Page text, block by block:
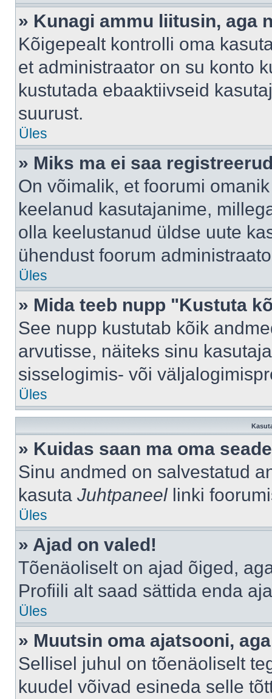
» Kunagi ammu liitusin, aga
Kõigepealt kontrolli oma
et administraator on su konto
kustutada ebaaktiivseid
suurust.
Üles
» Miks ma ei saa
On võimalik, et foorumi
keelanud kasutajanime,
olla keelustanud üldse uute
ühendust foorum
Üles
» Mida teeb nupp "Kustuta
See nupp kustutab kõik
arvutisse, näiteks sinu
sisselogimis- või
Üles
» Kuidas saan ma oma
Sinu andmed on salvestatud
kasuta Juhtpaneellinki
Üles
» Ajad on valed!
Tõenäoliselt on ajad õiged,
Profiili alt saad sättida enda
Üles
» Muutsin oma ajatsooni,
Sellisel juhul on tõenäoliselt
kuudel võivad esineda selle